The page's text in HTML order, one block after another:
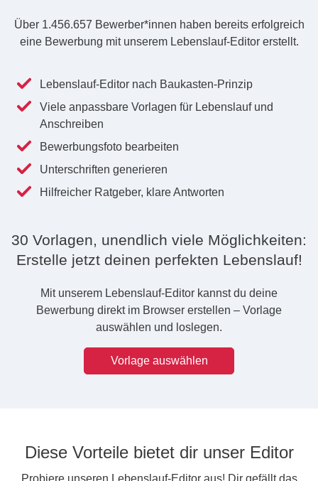
Über 1.456.657 Bewerber*innen haben bereits erfolgreich
eine Bewerbung mit unserem Lebenslauf-Editor erstellt.
Lebenslauf-Editor nach Baukasten-Prinzip
Viele anpassbare Vorlagen für Lebenslauf und
Anschreiben
Bewerbungsfoto bearbeiten
Unterschriften generieren
Hilfreicher Ratgeber, klare Antworten
30 Vorlagen, unendlich viele Möglichkeiten:
Erstelle jetzt deinen perfekten Lebenslauf!
Mit unserem Lebenslauf-Editor kannst du deine
Bewerbung direkt im Browser erstellen – Vorlage
auswählen und loslegen.
Vorlage auswählen
Diese Vorteile bietet dir unser Editor
Probiere unseren Lebenslauf-Editor aus! Dir gefällt das